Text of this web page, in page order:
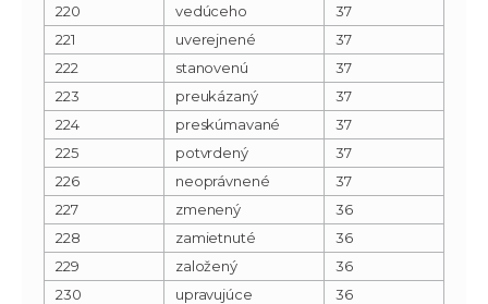
220
vedúceho
37
221
uverejnené
37
222
stanovenú
37
223
preukázaný
37
224
preskúmavané
37
225
potvrdený
37
226
neoprávnené
37
227
zmenený
36
228
zamietnuté
36
229
založený
36
230
upravujúce
36